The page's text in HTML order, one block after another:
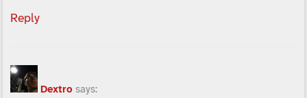
Reply
Dextro says: